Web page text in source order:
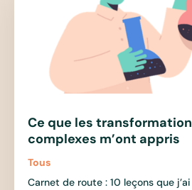
Ce que les
complexes m’ont appris
Tous
Carnet de route : 10 leçons que j’ai